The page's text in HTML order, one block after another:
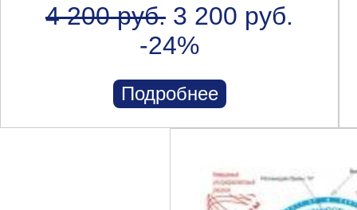
4 200 руб. 3 200 руб.
-24%
Подробнее